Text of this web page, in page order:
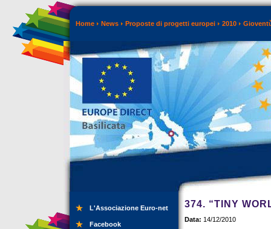
Home News Proposte di progetti europei 2010
L'Associazione Euro-net
Facebook
374. “TINY
Data: 14/12/2010